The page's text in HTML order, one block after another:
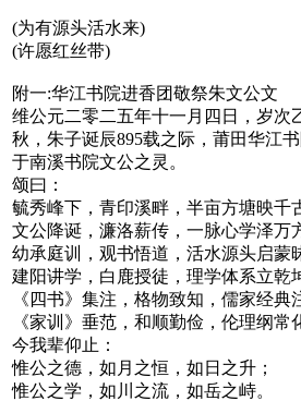
(为有源头活水来)
(许愿红丝带)
附一:华江书院进香团敬祭朱文公文
维公元二零二五年十一月四日，岁次
秋，朱子诞辰895载之际，莆田华江
于南溪书院文公之灵。‌
颂曰：‌
毓秀峰下，青印溪畔，半亩方塘映千
文公降诞，濂洛薪传，一脉心学泽万
幼承庭训，观书悟道，活水源头启蒙
建阳讲学，白鹿授徒，理学体系立乾
《四书》集注，格物致知，儒家经典
《家训》垂范，和顺勤俭，伦理纲常
今我辈仰止：‌
惟公之德，如月之恒，如日之升；
惟公之学，如川之流，如岳之峙。